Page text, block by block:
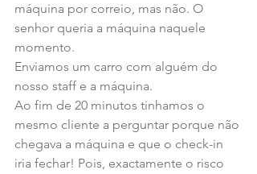
máquina por correio, mas não. O
senhor queria a máquina naquele
momento.
Enviamos um carro com alguém do
nosso staff e a máquina.
Ao fim de 20 minutos tinhamos o
mesmo cliente a perguntar porque não
chegava a máquina e que o check-in
iria fechar! Pois, exactamente o risco